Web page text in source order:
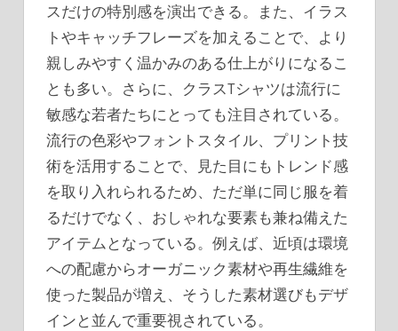
スだけの特別感を演出できる。また、イラス
トやキャッチフレーズを加えることで、より
親しみやすく温かみのある仕上がりになるこ
とも多い。さらに、クラスTシャツは流行に
敏感な若者たちにとっても注目されている。
流行の色彩やフォントスタイル、プリント技
術を活用することで、見た目にもトレンド感
を取り入れられるため、ただ単に同じ服を着
るだけでなく、おしゃれな要素も兼ね備えた
アイテムとなっている。例えば、近頃は環境
への配慮からオーガニック素材や再生繊維を
使った製品が増え、そうした素材選びもデザ
インと並んで重要視されている。